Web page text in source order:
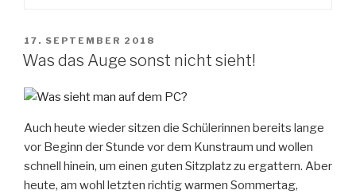
VERÖFFENTLICHT
AM
17. SEPTEMBER 2018
Was das Auge sonst nicht sieht!
Auch heute wieder sitzen die Schülerinnen bereits lange
vor Beginn der Stunde vor dem Kunstraum und wollen
schnell hinein, um einen guten Sitzplatz zu ergattern. Aber
heute, am wohl letzten richtig warmen Sommertag,